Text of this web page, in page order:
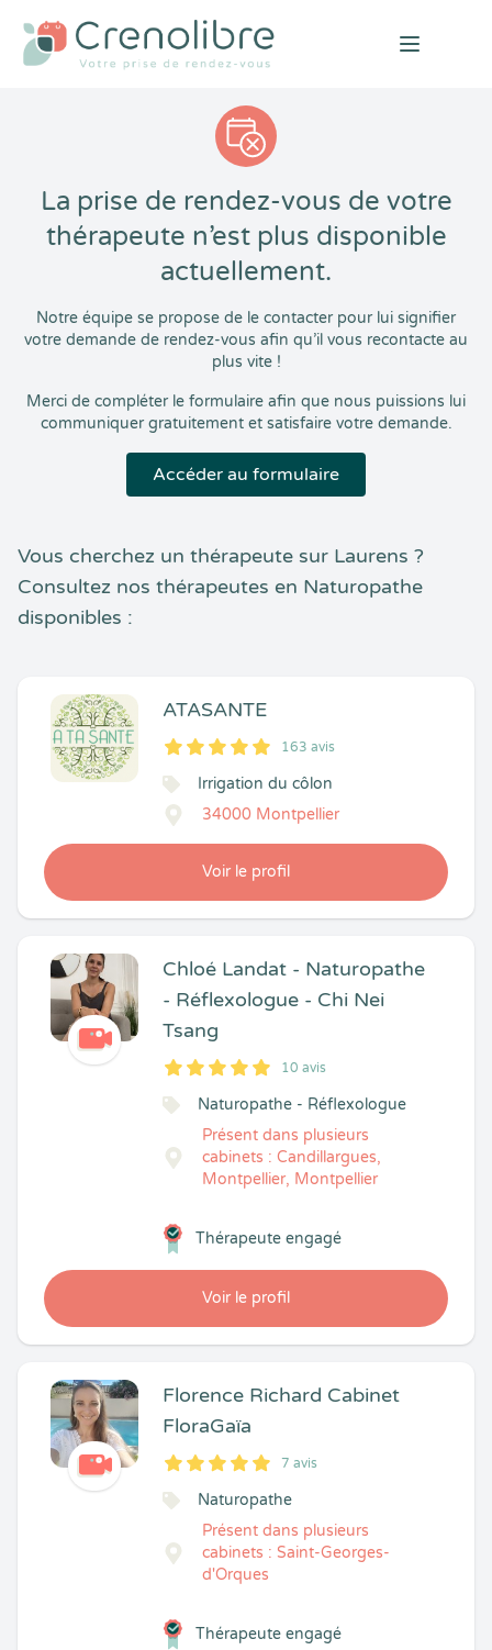
Open
La prise de rendez-vous de votre
thérapeute n’est plus disponible
actuellement.
Notre équipe se propose de le contacter pour lui signifier
votre demande de rendez-vous afin qu’il vous recontacte au
plus vite !
Merci de compléter le formulaire afin que nous puissions lui
communiquer gratuitement et satisfaire votre demande.
Accéder au formulaire
Vous cherchez un thérapeute sur Laurens ?
Consultez nos thérapeutes en Naturopathe
disponibles :
ATASANTE
5
1
5
163 163 avis
Irrigation du côlon
34000 Montpellier
Voir le profil
Chloé Landat - Naturopathe
- Réflexologue - Chi Nei
Tsang
5
1
5
10 10 avis
Naturopathe - Réflexologue
Présent dans plusieurs
cabinets : Candillargues,
Montpellier, Montpellier
Voir le profil
Thérapeute engagé
Florence Richard Cabinet
FloraGaïa
5
1
5
7 7 avis
Naturopathe
Présent dans plusieurs
cabinets : Saint-Georges-
d'Orques
Thérapeute engagé